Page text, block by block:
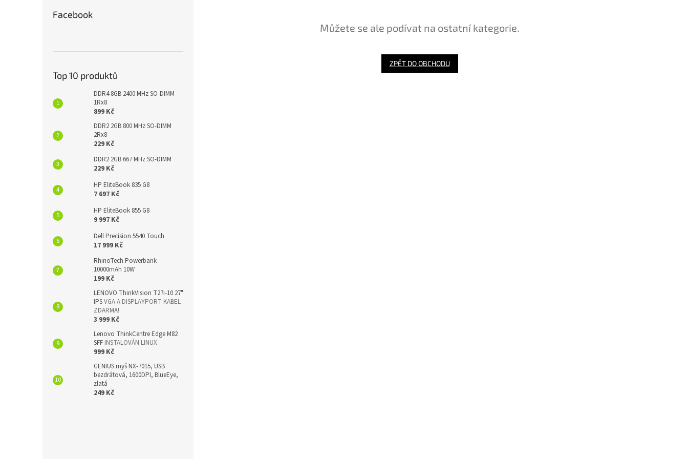
Facebook
Top 10 produktů
DDR4 8GB 2400 MHz SO-DIMM
1Rx8
899 Kč
DDR2 2GB 800 MHz SO-DIMM
2Rx8
229 Kč
DDR2 2GB 667 MHz SO-DIMM
229 Kč
HP EliteBook 835 G8
7 697 Kč
HP EliteBook 855 G8
9 997 Kč
Dell Precision 5540 Touch
17 999 Kč
RhinoTech Powerbank
10000mAh 10W
199 Kč
LENOVO ThinkVision T27i-10 27"
IPSVGA A DISPLAYPORT KABEL
ZDARMA!
3 999 Kč
Lenovo ThinkCentre Edge M82
SFF INSTALOVÁN LINUX
999 Kč
GENIUS myš NX-7015, USB
bezdrátová, 1600DPI, BlueEye,
zlatá
249 Kč
Můžete se ale podívat na ostatní kategorie.
ZPĚT DO OBCHODU